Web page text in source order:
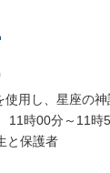
用し、星座の神
時00分～11時
と保護者